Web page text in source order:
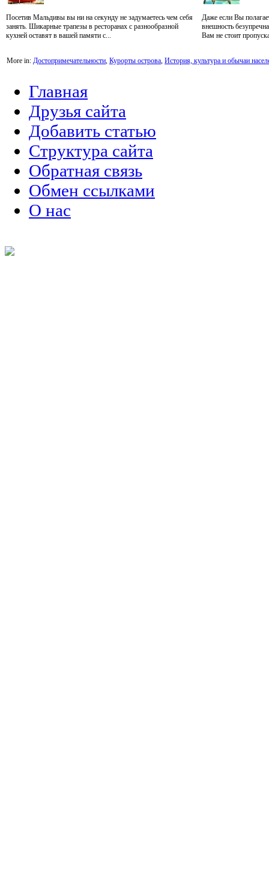
Посетив Мальдивы вы ни на секунду не задумаетесь чем себя
занять. Шикарные трапезы в ресторанах с разнообразной
кухней оставят в вашей памяти с...
Даже если Вы
внешность
Вам не стоит
More in: Достопримечательности Курорты острова История, культура и обычаи
Главная
Друзья сайта
Добавить статью
Структура сайта
Обратная связь
Обмен ссылками
О нас